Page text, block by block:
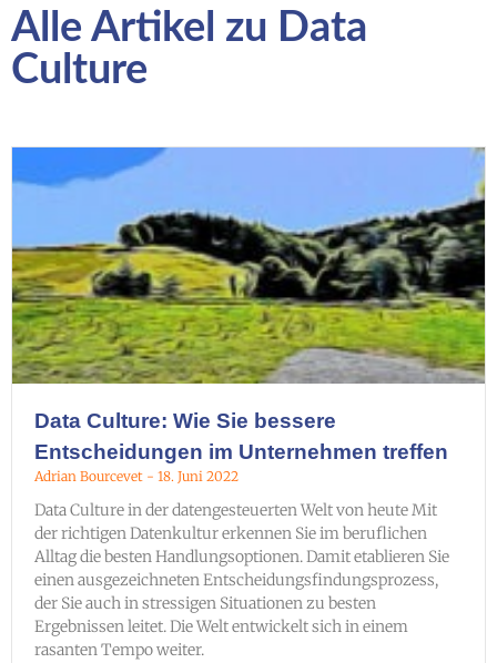
Alle Artikel zu Data
Culture
Data Culture: Wie Sie bessere
Entscheidungen im Unternehmen treffen
Adrian Bourcevet 18. Juni 2022
Data Culture in der datengesteuerten Welt von heute Mit
der richtigen Datenkultur erkennen Sie im beruflichen
Alltag die besten Handlungsoptionen. Damit etablieren Sie
einen ausgezeichneten Entscheidungsfindungsprozess,
der Sie auch in stressigen Situationen zu besten
Ergebnissen leitet. Die Welt entwickelt sich in einem
rasanten Tempo weiter.